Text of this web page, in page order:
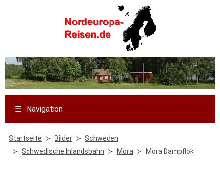
☰ Navigation
Startseite Bilder
Schweden
Schwedische Inlandsbahn
Mora Mora Dampflok